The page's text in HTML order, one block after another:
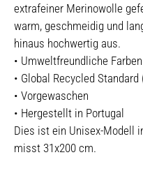
extrafeiner Merinowolle
warm, geschmeidig und
hinaus hochwertig aus.
• Umweltfreundliche
• Global Recycled Standard
• Vorgewaschen
• Hergestellt in Portugal
Dies ist ein Unisex-Modell
misst 31x200 cm.